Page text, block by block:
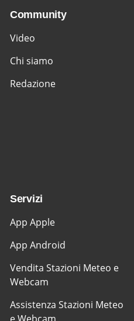
Community
Video
Chi siamo
Redazione
Servizi
App Apple
App Android
Vendita Stazioni Meteo e
Webcam
Assistenza Stazioni Meteo
e Webcam